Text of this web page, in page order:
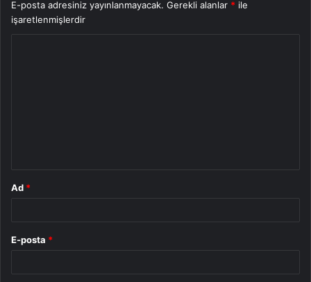
E-posta adresiniz yayınlanmayacak. Gerekli alanlar * ile
işaretlenmişlerdir
Ad *
E-posta *